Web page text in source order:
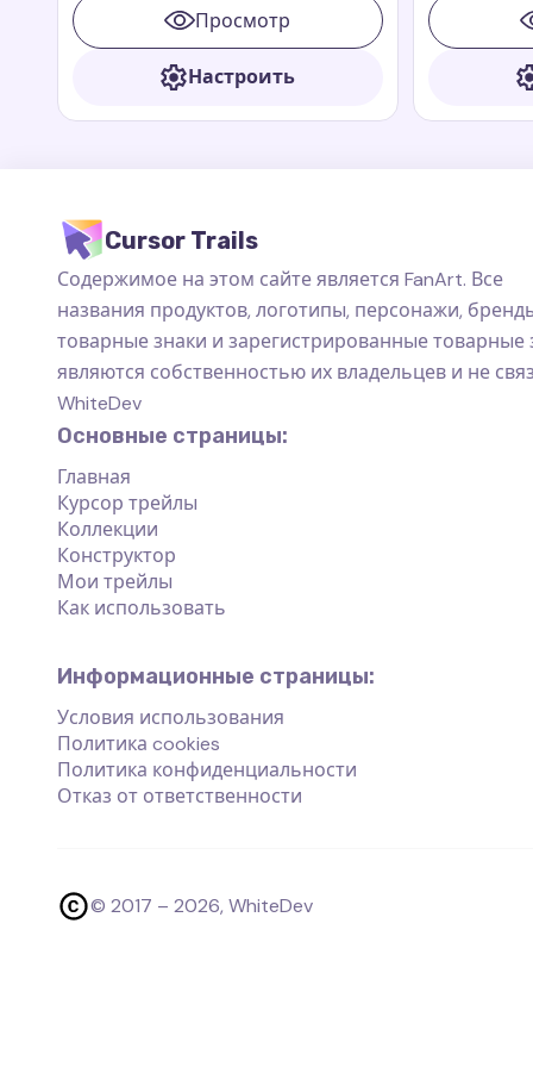
анимационных книг и фильмов
Paddington
Просмотр
Настроить
многих
Paddington
Cursor Trails
Содержимое на этом сайте является FanArt. Все
названия продуктов, логотипы, персонажи,
товарные знаки и зарегистрированные товарные
являются собственностью их владельцев и не
WhiteDev
Основные страницы:
Главная
Курсор трейлы
Коллекции
Конструктор
Мои трейлы
Как использовать
Информационные страницы:
Условия использования
Политика cookies
Политика конфиденциальности
Отказ от ответственности
© 2017 – 2026, WhiteDev